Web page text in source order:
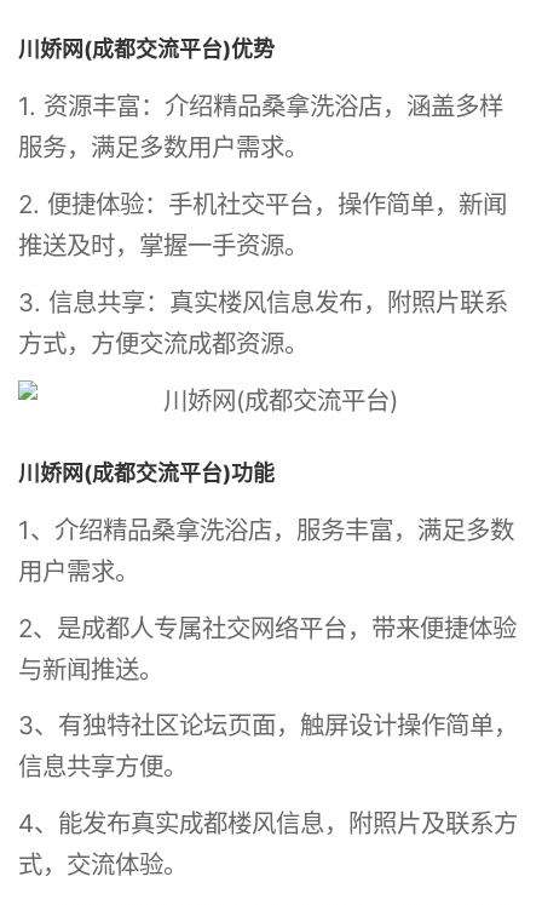
川娇网(成都交流平台)优势
1. 资源丰富：介绍精品桑拿洗浴店，涵盖多样
服务，满足多数用户需求。
2. 便捷体验：手机社交平台，操作简单，新闻
推送及时，掌握一手资源。
3. 信息共享：真实楼风信息发布，附照片联系
方式，方便交流成都资源。
川娇网(成都交流平台)功能
1、介绍精品桑拿洗浴店，服务丰富，满足多数
用户需求。
2、是成都人专属社交网络平台，带来便捷体验
与新闻推送。
3、有独特社区论坛页面，触屏设计操作简单，
信息共享方便。
4、能发布真实成都楼风信息，附照片及联系方
式，交流体验。